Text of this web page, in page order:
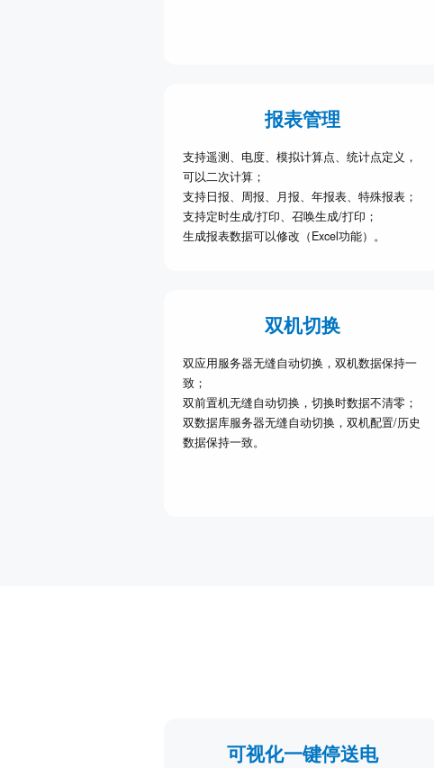
报表管理
支持遥测、电度、模拟计算点、统计点定义，
可以二次计算；
支持日报、周报、月报、年报表、特殊报表；
支持定时生成/打印、召唤生成/打印；
生成报表数据可以修改（Excel功能）。
双机切换
双应用服务器无缝自动切换，双机数据保持一
致；
双前置机无缝自动切换，切换时数据不清零；
双数据库服务器无缝自动切换，双机配置/历史
数据保持一致。
可视化一键停送电